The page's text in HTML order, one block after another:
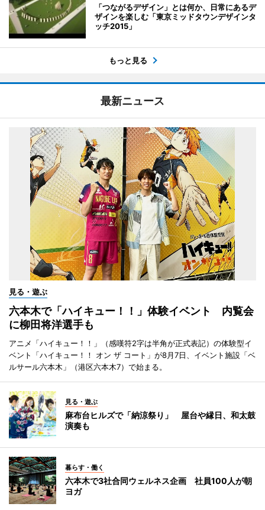
「つながるデザイン」とは何か、日常にあるデ
ザインを楽しむ「東京ミッドタウンデザインタ
ッチ2015」
もっと見る
最新ニュース
見る・遊ぶ
六本木で「ハイキュー！！」体験イベント 内覧会
に柳田将洋選手も
アニメ「ハイキュー！！」（感嘆符2字は半角が正式表記）の体験型イ
ベント「ハイキュー！！ オン ザ コート」が8月7日、イベント施設「ベ
ルサール六本木」（港区六本木7）で始まる。
見る・遊ぶ
麻布台ヒルズで「納涼祭り」 屋台や縁日、和太鼓
演奏も
暮らす・働く
六本木で3社合同ウェルネス企画 社員100人が朝
ヨガ